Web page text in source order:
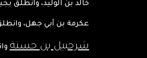
خالد بن الوليد، وانطلق
عكرمة بن أبي جهل،
شرحبيل بن حسنة